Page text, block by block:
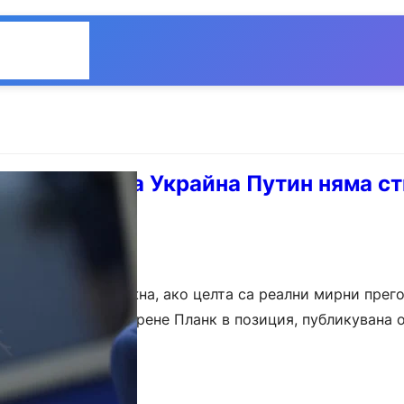
подкрепа за Украйна Путин няма
остава важна, ако целта са реални мирни
в София Ирене Планк в позиция, публикувана
По думите ѝ…